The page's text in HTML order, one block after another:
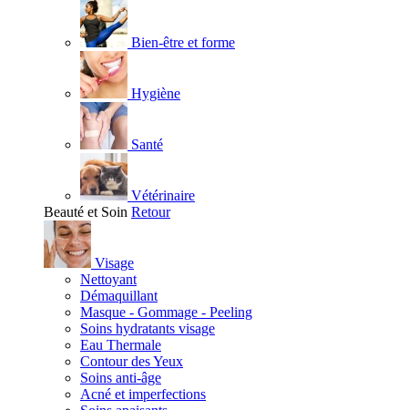
Bien-être et forme
Hygiène
Santé
Vétérinaire
Beauté et Soin Retour
Visage
Nettoyant
Démaquillant
Masque - Gommage - Peeling
Soins hydratants visage
Eau Thermale
Contour des Yeux
Soins anti-âge
Acné et imperfections